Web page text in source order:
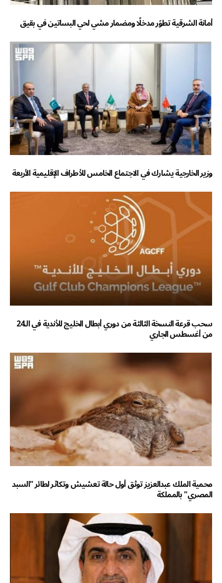
أمانة الشرقية تطوّر مدخلًا ومضمار مشي لحي البساتين في بقيق
وزير الخارجية يشارك في الاجتماع الخامس للأطراف الإقليمية الأربعة
سحب قرعة النسخة الثالثة من دوري أبطال الخليج للأندية في الـ24
من أغسطس الجاري
محمية الملك عبدالعزيز توثق أول حالة تعشيش وتكاثر لطائر "السبد
المصري" بالمملكة